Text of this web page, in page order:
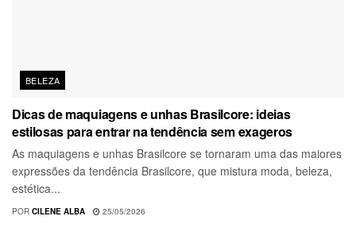
BELEZA
Dicas de maquiagens e unhas Brasilcore: ideias
estilosas para entrar na tendência sem exageros
As maquiagens e unhas Brasilcore se tornaram uma das maiores
expressões da tendência Brasilcore, que mistura moda, beleza,
estética...
POR CILENE ALBA 25/05/2026